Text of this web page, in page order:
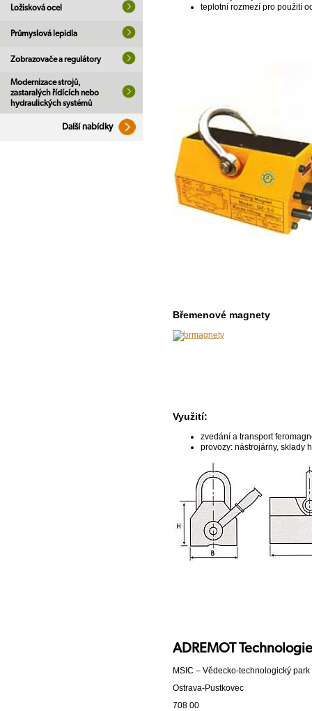
Ložisková ocel
Průmyslová lepidla
Zobrazovače a regulátory
Modernizace strojů,
zastaralých řídících nebo
hydraulických systémů
Další nabídky
teplotní rozmezí pro použití
Břemenové magnety
Využití:
zvedání a transport
provozy: nástrojárny, sklady
ADREMOT
MSIC – Vědecko-technologický
Ostrava-Pustkovec
708 00